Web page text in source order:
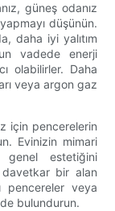
güneş odanız
düşünün.
daha iyi yalıtım
vadede enerji
olabilirler. Daha
veya argon gaz
için pencerelerin
Evinizin mimari
genel estetiğini
bir alan
pencereler veya
bulundurun.